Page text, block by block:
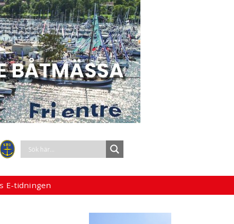
E-tidningen